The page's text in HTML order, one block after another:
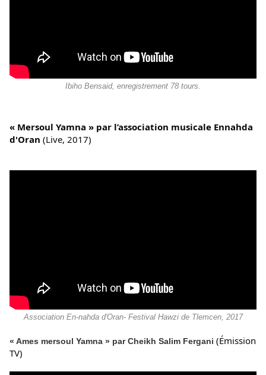
Ibiho Bensaid, enregistrement 78 tours.
« Mersoul Yamna » par l’association musicale Ennahda
d'Oran (Live, 2017)
Association En-nahda d'Oran- Festival Hawzi de Tlemcen, 2017
« Ames mersoul Yamna » par Cheikh Salim Fergani (Émission
TV)